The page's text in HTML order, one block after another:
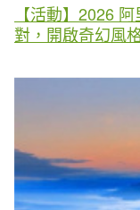
【活動】2026
對，開啟奇幻風